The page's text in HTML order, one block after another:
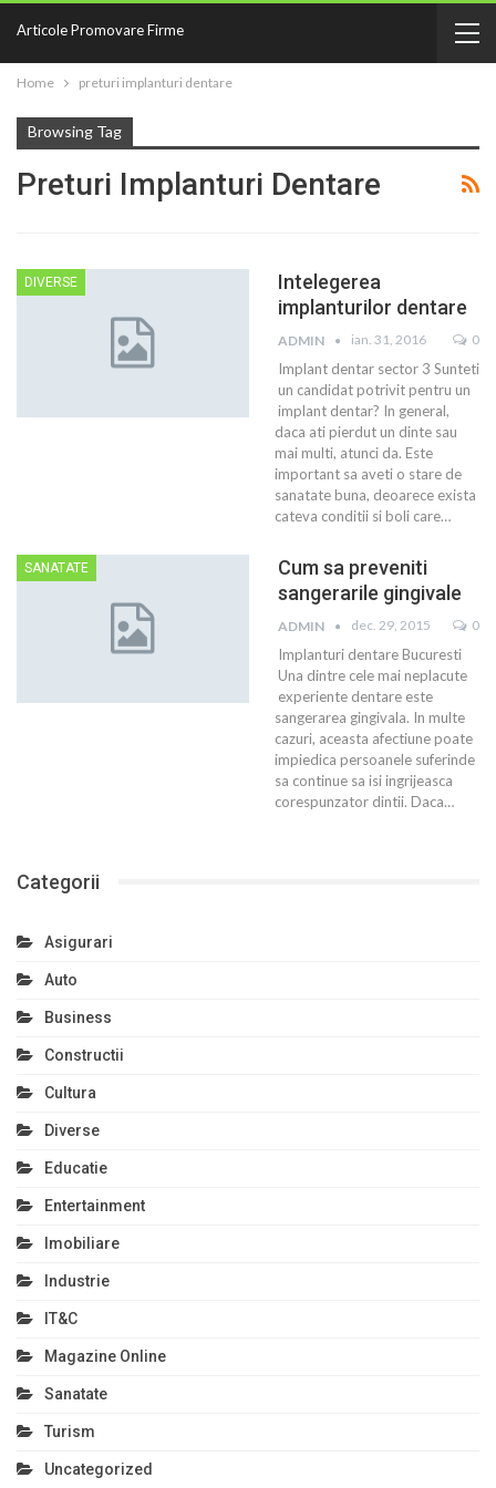
Articole Promovare Firme
Home preturi implanturi dentare
Browsing Tag
Preturi Implanturi Dentare
DIVERSE
Intelegerea
implanturilor dentare
ADMIN ian. 31, 2016 0
Implant dentar sector 3 Sunteti
un candidat potrivit pentru un
implant dentar? In general,
daca ati pierdut un dinte sau
mai multi, atunci da. Este
important sa aveti o stare de
sanatate buna, deoarece exista
cateva conditii si boli care…
SANATATE
Cum sa preveniti
sangerarile gingivale
ADMIN dec. 29, 2015 0
Implanturi dentare Bucuresti
Una dintre cele mai neplacute
experiente dentare este
sangerarea gingivala. In multe
cazuri, aceasta afectiune poate
impiedica persoanele suferinde
sa continue sa isi ingrijeasca
corespunzator dintii. Daca…
Categorii
Asigurari
Auto
Business
Constructii
Cultura
Diverse
Educatie
Entertainment
Imobiliare
Industrie
IT&C
Magazine Online
Sanatate
Turism
Uncategorized